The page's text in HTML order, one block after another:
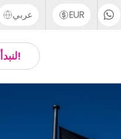
UK - +44 (0) 20 3871 8666
US - +1 (646) 718 6172
EUR عربي
Arabic
!لنبدأ